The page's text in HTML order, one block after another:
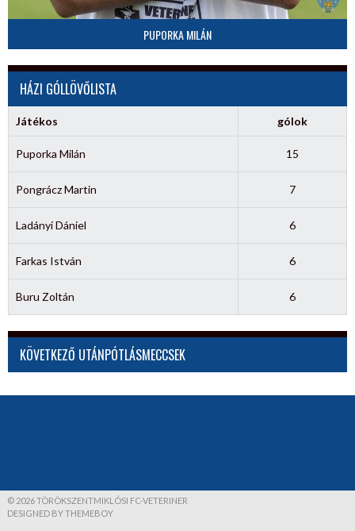
PUPORKA MILÁN
HÁZI GÓLLÖVŐLISTA
Játékos gólok
Puporka Milán 15
Pongrácz Martin 7
Ladányi Dániel 6
Farkas István 6
Buru Zoltán 6
KÖVETKEZŐ UTÁNPÓTLÁSMECCSEK
© 2026 TÖRÖKSZENTMIKLÓSI FC-VETERINER
DESIGNED BY THEMEBOY